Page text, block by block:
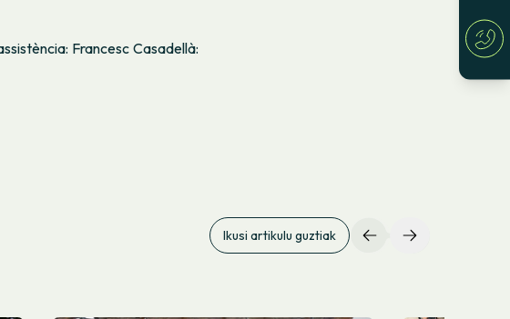
Francesc Casadellà:
Ikusi artikulu guztiak